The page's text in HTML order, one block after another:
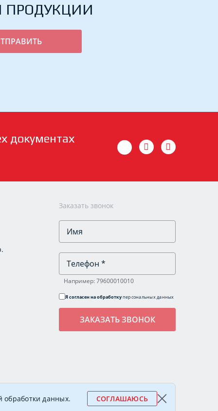
ПРОДУКЦИИ
документах
Заказать звонок
Например: 79600010010
Я согласен на обработкуперсональных данных
обработки данных. СОГЛАШАЮСЬ